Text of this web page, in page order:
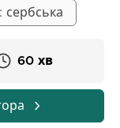
щоб
мені
сербська
60 хв